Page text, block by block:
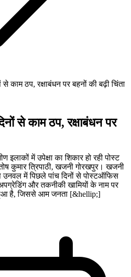
काम ठप, रक्षाबंधन पर बहनों की बढ़ी चिंता
से काम ठप, रक्षाबंधन पर
इलाकों में उपेक्षा का शिकार हो रही पोस्ट
कुमार त्रिपाठी, खजनी गोरखपुर। खजनी
में पिछले पांच दिनों से पोस्टऑफिस
और तकनीकी खामियों के नाम पर
है, जिससे आम जनता [&hellip;]